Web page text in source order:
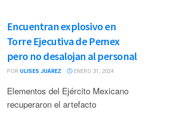
Encuentran explosivo en
Torre Ejecutiva de Pemex
pero no desalojan al personal
POR ULISES JUÁREZ ENERO 31, 2024
Elementos del Ejército Mexicano
recuperaron el artefacto